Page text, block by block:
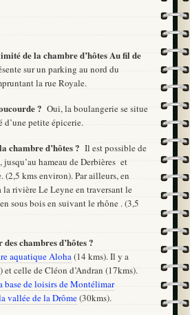
de la chambre d’hôtes Au fil de
sur un parking au nord du
la rue Royale.
? Oui, la boulangerie se situe
d’une petite épicerie.
chambre d’hôtes ? Il est possible de
hameau de Derbières et
kms environ). Par ailleurs, en
la rivière Le Leyne en traversant le
sous bois en suivant le rhône . (3,5
chambres d’hôtes ?
aquatique Aloha(14 kms). Il y a
et celle de Cléon d’Andran (17kms).
base de loisirs de Montélimar
vallée de la Drôme(30kms).